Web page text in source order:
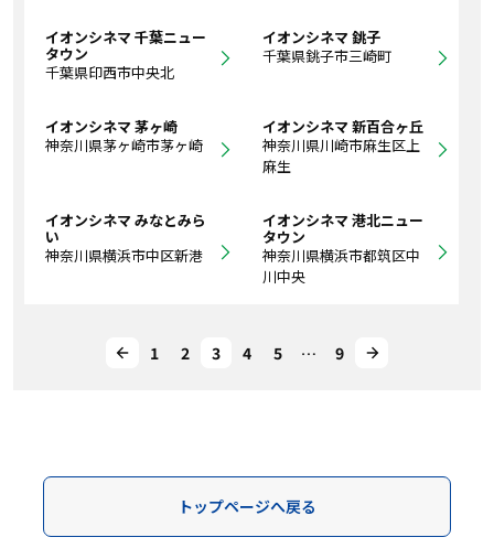
イオンシネマ 千葉ニュー
タウン
千葉県印西市中央北
イオンシネマ 銚子
千葉県銚子市三崎町
イオンシネマ 茅ヶ崎
神奈川県茅ヶ崎市茅ヶ崎
イオンシネマ 新百合ヶ丘
神奈川県川崎市麻生区上
麻生
イオンシネマ みなとみら
い
神奈川県横浜市中区新港
イオンシネマ 港北ニュー
タウン
神奈川県横浜市都筑区中
川中央
1 2 3 4 5 … 9
トップページへ戻る